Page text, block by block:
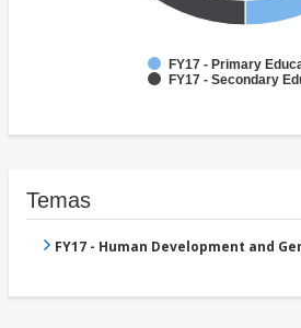
FY17 - Primary
FY17 - Secondary
Temas
FY17 - Human Development and